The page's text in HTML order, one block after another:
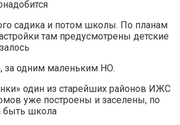
садика и потом школы. По планам
там предусмотрены детские
за одним маленьким НО.
один из старейших районов ИЖС
уже построены и заселены, по
быть школа